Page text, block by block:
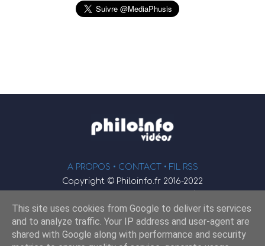
A PROPOS • CONTACT • FIL RSS
Copyright © Philoinfo.fr 2016-2022
φ
Webmaster : JEND
This site uses cookies from Google to deliver its services
and to analyze traffic. Your IP address and user-agent are
shared with Google along with performance and security